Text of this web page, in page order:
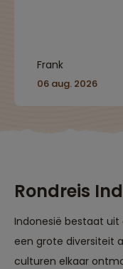
omgaan. Met
mooie 3-daagse
Frank
06 aug. 2026
Rondreis
Indonesië bestaat
een grote diversiteit
culturen elkaar